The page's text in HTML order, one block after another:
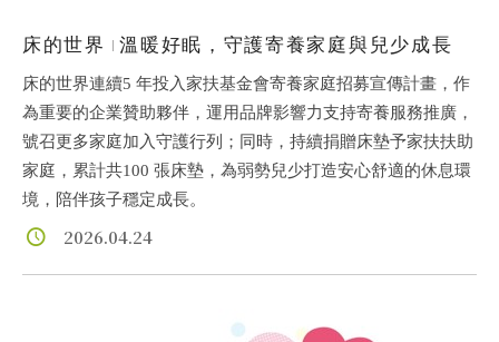
床的世界 溫暖好眠，守護寄養家庭與兒少成長
床的世界連續5 年投入家扶基金會寄養家庭招募宣傳計畫，作
為重要的企業贊助夥伴，運用品牌影響力支持寄養服務推廣，
號召更多家庭加入守護行列；同時，持續捐贈床墊予家扶扶助
家庭，累計共100 張床墊，為弱勢兒少打造安心舒適的休息環
境，陪伴孩子穩定成長。
2026.04.24